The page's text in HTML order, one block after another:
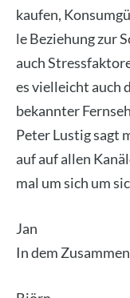
kau­fen,
le Bezie­hung zur
auch
es viel­leicht auch
bekann­ter
Peter Lus­tig sagt
auf auf allen
mal um sich um
Jan
In dem